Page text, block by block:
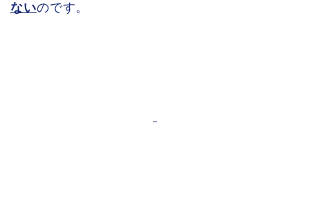
ないのです。